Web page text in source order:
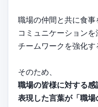
職場の仲間と共に食事
コミュニケーションを
チームワークを強化す
そのため、
職場の皆様に対する
表現した言葉が「職